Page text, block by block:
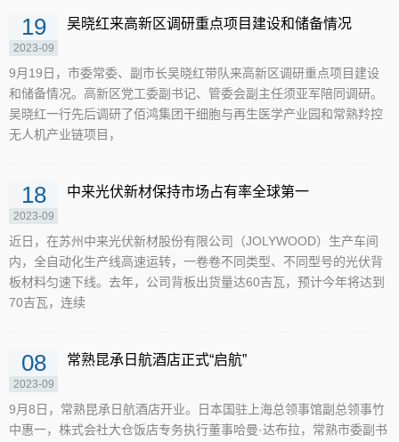
19
2023-09
吴晓红来高新区调研重点项目建设和储备情况
9月19日，市委常委、副市长吴晓红带队来高新区调研重点项目建设
和储备情况。高新区党工委副书记、管委会副主任须亚军陪同调研。
吴晓红一行先后调研了佰鸿集团干细胞与再生医学产业园和常熟羚控
无人机产业链项目，
18
2023-09
中来光伏新材保持市场占有率全球第一
近日，在苏州中来光伏新材股份有限公司（JOLYWOOD）生产车间
内，全自动化生产线高速运转，一卷卷不同类型、不同型号的光伏背
板材料匀速下线。去年，公司背板出货量达60吉瓦，预计今年将达到
70吉瓦，连续
08
2023-09
常熟昆承日航酒店正式“启航”
9月8日，常熟昆承日航酒店开业。日本国驻上海总领事馆副总领事竹
中惠一，株式会社大仓饭店专务执行董事哈曼·达布拉，常熟市委副书